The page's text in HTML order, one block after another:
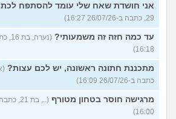
אני חושדת שאח שלי עומד להסתפח לכת
29, כתבה ב-26/07/26 16:27)
עד כמה חזה זה משמעותי?
16:18)
מתכננת חתונה ראשונה, יש לכם עצות?
כתבה ב-26/07/26 16:09)
מרגישה חוסר בטחון מטורף
16:00)